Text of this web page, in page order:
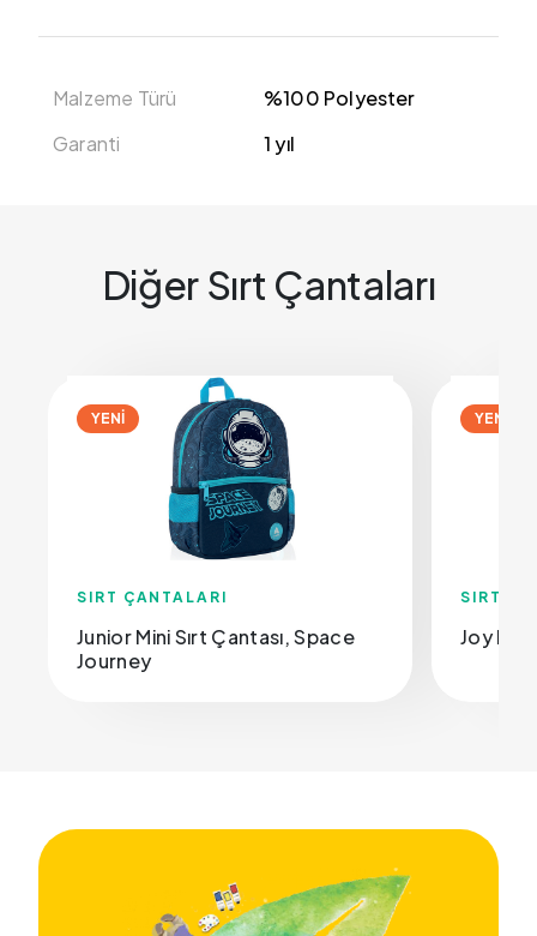
Malzeme Türü
%100 Polyester
Garanti
1 yıl
Diğer Sırt Çantaları
YENİ
SIRT ÇANTALARI
Junior Mini Sırt Çantası, Space
Journey
YENİ
SIRT
Joy